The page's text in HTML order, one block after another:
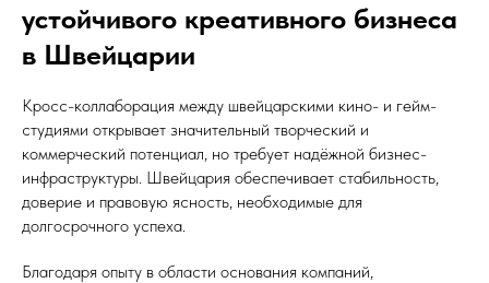
устойчивого креативного бизнеса
в Швейцарии
Кросс-коллаборация между швейцарскими кино- и гейм-
студиями открывает значительный творческий и
коммерческий потенциал, но требует надёжной бизнес-
инфраструктуры. Швейцария обеспечивает стабильность,
доверие и правовую ясность, необходимые для
долгосрочного успеха.
Благодаря опыту в области основания компаний,